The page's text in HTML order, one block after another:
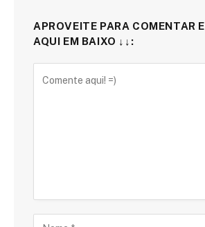
APROVEITE PARA COMENTAR
AQUI EM BAIXO ↓↓: